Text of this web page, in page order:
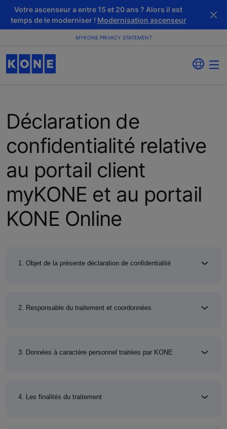
Votre ascenseur a entre 15 et 20 ans ? Alors il est
temps de le moderniser ! Modernisation ascenseur
MYKONE PRIVACY STATEMENT
Déclaration de
confidentialité relative
au portail client
myKONE et au portail
KONE Online
1. Objet de la présente déclaration de confidentialité
2. Responsable du traitement et coordonnées
3. Données à caractère personnel traitées par KONE
4. Les finalités du traitement